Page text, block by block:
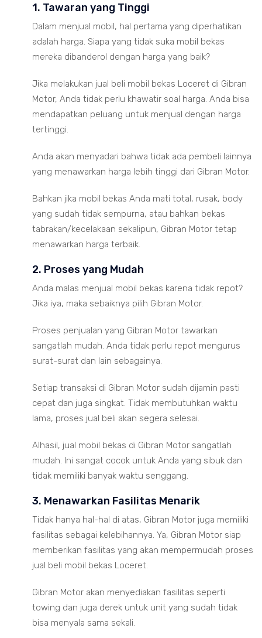
1. Tawaran yang Tinggi
Dalam menjual mobil, hal pertama yang diperhatikan
adalah harga. Siapa yang tidak suka mobil bekas
mereka dibanderol dengan harga yang baik?
Jika melakukan jual beli mobil bekas Loceret di Gibran
Motor, Anda tidak perlu khawatir soal harga. Anda bisa
mendapatkan peluang untuk menjual dengan harga
tertinggi.
Anda akan menyadari bahwa tidak ada pembeli lainnya
yang menawarkan harga lebih tinggi dari Gibran Motor.
Bahkan jika mobil bekas Anda mati total, rusak, body
yang sudah tidak sempurna, atau bahkan bekas
tabrakan/kecelakaan sekalipun, Gibran Motor tetap
menawarkan harga terbaik.
2. Proses yang Mudah
Anda malas menjual mobil bekas karena tidak repot?
Jika iya, maka sebaiknya pilih Gibran Motor.
Proses penjualan yang Gibran Motor tawarkan
sangatlah mudah. Anda tidak perlu repot mengurus
surat-surat dan lain sebagainya.
Setiap transaksi di Gibran Motor sudah dijamin pasti
cepat dan juga singkat. Tidak membutuhkan waktu
lama, proses jual beli akan segera selesai.
Alhasil, jual mobil bekas di Gibran Motor sangatlah
mudah. Ini sangat cocok untuk Anda yang sibuk dan
tidak memiliki banyak waktu senggang.
3. Menawarkan Fasilitas Menarik
Tidak hanya hal-hal di atas, Gibran Motor juga memiliki
fasilitas sebagai kelebihannya. Ya, Gibran Motor siap
memberikan fasilitas yang akan mempermudah proses
jual beli mobil bekas Loceret.
Gibran Motor akan menyediakan fasilitas seperti
towing dan juga derek untuk unit yang sudah tidak
bisa menyala sama sekali.